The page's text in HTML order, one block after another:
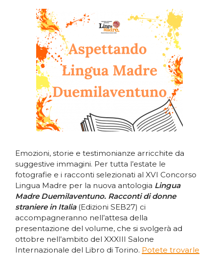
Emozioni, storie e testimonianze arricchite da
suggestive immagini. Per tutta l’estate le
fotografie e i racconti selezionati al XVI Concorso
Lingua Madre per la nuova antologia Lingua
Madre Duemilaventuno. Racconti di donne
straniere in Italia(Edizioni SEB27) ci
accompagneranno nell’attesa della
presentazione del volume, che si svolgerà ad
ottobre nell’ambito del XXXIII Salone
Internazionale del Libro di Torino. Potete trovarle